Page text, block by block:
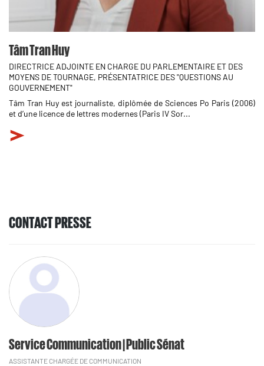
Tâm Tran Huy
DIRECTRICE ADJOINTE EN CHARGE DU PARLEMENTAIRE ET DES
MOYENS DE TOURNAGE, PRÉSENTATRICE DES "QUESTIONS AU
GOUVERNEMENT"
Tâm Tran Huy est journaliste, diplômée de Sciences Po Paris (2006)
et d’une licence de lettres modernes (Paris IV Sor...
CONTACT PRESSE
Service Communication | Public Sénat
ASSISTANTE CHARGÉE DE COMMUNICATION